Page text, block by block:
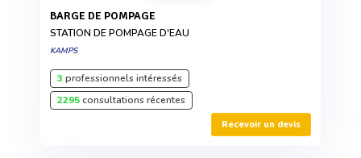
BARGE DE POMPAGE
STATION DE POMPAGE D'EAU
KAMPS
3 professionnels intéressés
2295consultations récentes
Recevoir un devis